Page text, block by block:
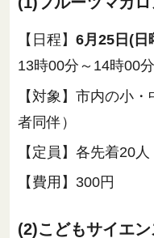
【日程】 6月25日(日
13時00分～14時00分
【対象】市内の小
者同伴）
【定員】各先着20人
【費用】300円
(2)こどもサイエ